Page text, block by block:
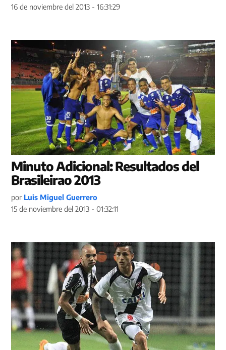
16 de noviembre del 2013 - 16:31:29
Minuto Adicional: Resultados del
Brasileirao 2013
por Luis Miguel Guerrero
15 de noviembre del 2013 - 01:32:11